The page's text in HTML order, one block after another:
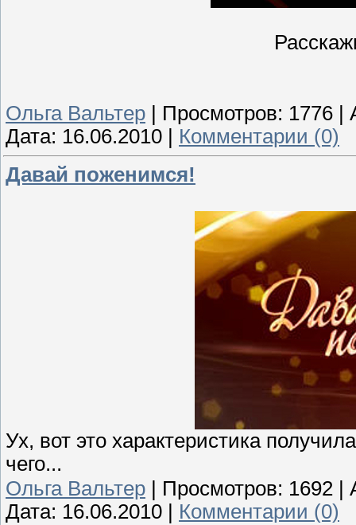
Ольга Вальтер Просмотров: 1776
Дата: 16.06.2010
Комментарии (0)
Давай поженимся!
Ух, вот это характеристика
чего...
Ольга Вальтер
Просмотров: 1692
Дата: 16.06.2010
Комментарии (0)